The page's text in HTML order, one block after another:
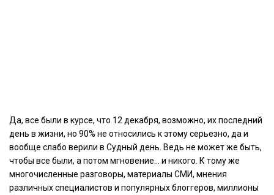
Да, все были в курсе, что 12 декабря, возможно, их последний
день в жизни, но 90% не относились к этому серьезно, да и
вообще слабо верили в Судный день. Ведь не может же быть,
чтобы все были, а потом мгновение… и никого. К тому же
многочисленные разговоры, материалы СМИ, мнения
различных специалистов и популярных блоггеров, миллионы